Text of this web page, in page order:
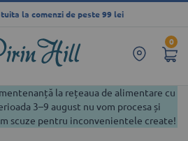
0
la comenzi de peste 99 lei
la rețeaua de alimentare cu
3–9 august nu vom procesa și
scuze pentru inconvenientele create!